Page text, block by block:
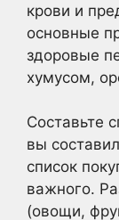
крови и
основные
здоровые
хумусом,
Составьте
вы
список
важного.
(овощи,